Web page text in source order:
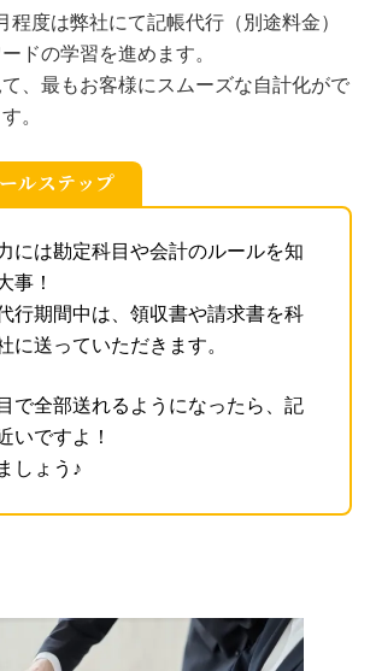
程度は弊社にて記帳代行（別途料金）
ドの学習を進めます。
、最もお客様にスムーズな自計化がで
。
ルステップ
には勘定科目や会計のルールを知
事！
行期間中は、領収書や請求書を科
に送っていただきます。
で全部送れるようになったら、記
いですよ！
しょう♪